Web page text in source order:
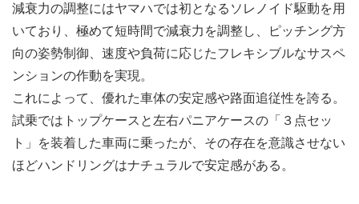
減衰力の調整にはヤマハでは初となるソレノイド駆動を用
いており、極めて短時間で減衰力を調整し、ピッチング方
向の姿勢制御、速度や負荷に応じたフレキシブルなサスペ
ンションの作動を実現。
これによって、優れた車体の安定感や路面追従性を誇る。
試乗ではトップケースと左右パニアケースの「３点セッ
ト」を装着した車両に乗ったが、その存在を意識させない
ほどハンドリングはナチュラルで安定感がある。